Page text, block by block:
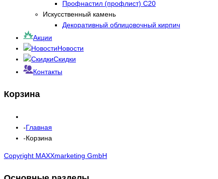
Профнастил (профлист) С20
Искусственный камень
Декоративный облицовочный кирпич
Акции
Новости
Скидки
Контакты
Корзина
Главная
Корзина
Copyright MAXXmarketing GmbH